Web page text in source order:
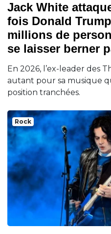
Jack White
fois Donald
millions de
se laisser berner
En 2026, l’ex-leader des
autant pour sa musique
position tranchées.
Rock